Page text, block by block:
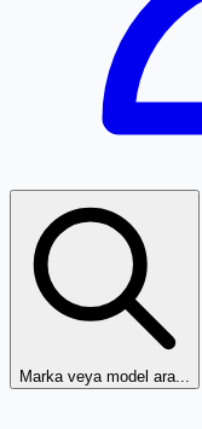
Marka veya model ara...